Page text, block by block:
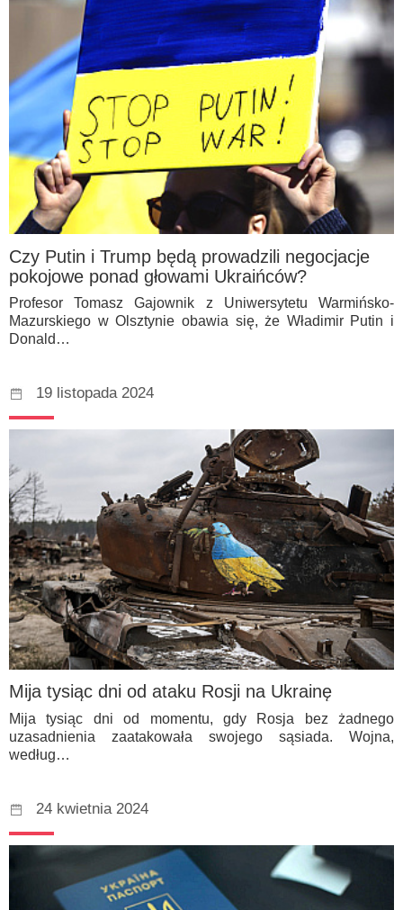
Czy Putin i Trump będą prowadzili negocjacje
pokojowe ponad głowami Ukraińców?
Profesor Tomasz Gajownik z Uniwersytetu Warmińsko-
Mazurskiego w Olsztynie obawia się, że Władimir Putin i
Donald…
19 listopada 2024
Mija tysiąc dni od ataku Rosji na Ukrainę
Mija tysiąc dni od momentu, gdy Rosja bez żadnego
uzasadnienia zaatakowała swojego sąsiada. Wojna,
według…
24 kwietnia 2024